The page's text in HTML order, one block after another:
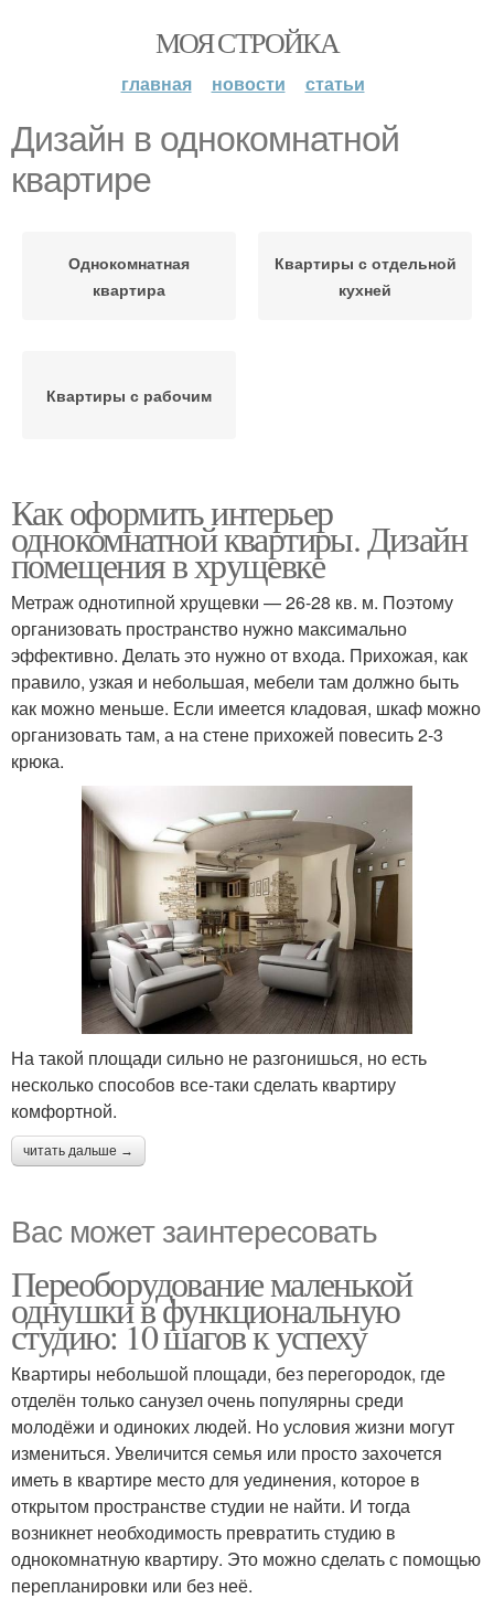
МОЯ СТРОЙКА
главная новости статьи
Дизайн в однокомнатной
квартире
Однокомнатная
квартира
Квартиры с отдельной
кухней
Квартиры с рабочим
Как оформить интерьер
однокомнатной квартиры. Дизайн
помещения в хрущевке
Метраж однотипной хрущевки — 26-28 кв. м. Поэтому
организовать пространство нужно максимально
эффективно. Делать это нужно от входа. Прихожая, как
правило, узкая и небольшая, мебели там должно быть
как можно меньше. Если имеется кладовая, шкаф можно
организовать там, а на стене прихожей повесить 2-3
крюка.
На такой площади сильно не разгонишься, но есть
несколько способов все-таки сделать квартиру
комфортной.
читать дальше →
Вас может заинтересовать
Переоборудование маленькой
однушки в функциональную
студию: 10 шагов к успеху
Квартиры небольшой площади, без перегородок, где
отделён только санузел очень популярны среди
молодёжи и одиноких людей. Но условия жизни могут
измениться. Увеличится семья или просто захочется
иметь в квартире место для уединения, которое в
открытом пространстве студии не найти. И тогда
возникнет необходимость превратить студию в
однокомнатную квартиру. Это можно сделать с помощью
перепланировки или без неё.